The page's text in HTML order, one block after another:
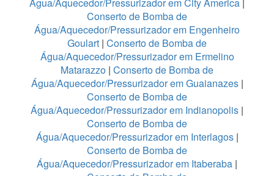
Água/Aquecedor/Pressurizador em City America |
Conserto de Bomba de
Água/Aquecedor/Pressurizador em Engenheiro
Goulart | Conserto de Bomba de
Água/Aquecedor/Pressurizador em Ermelino
Matarazzo | Conserto de Bomba de
Água/Aquecedor/Pressurizador em Guaianazes|
Conserto de Bomba de
Água/Aquecedor/Pressurizador em Indianopolis |
Conserto de Bomba de
Água/Aquecedor/Pressurizador em Interlagos|
Conserto de Bomba de
Água/Aquecedor/Pressurizador em Itaberaba |